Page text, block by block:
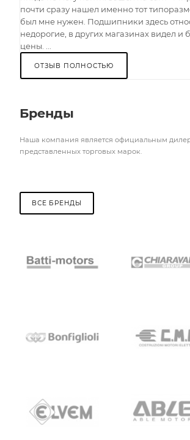
почти сразу нашел именно тот
был мне нужен. Подшипники здесь
недорогие, в других магазинах видел и
цены. ...
ОТЗЫВ ПОЛНОСТЬЮ
Бренды
Наша компания является официальным
представленных торговых марок.
ВСЕ БРЕНДЫ